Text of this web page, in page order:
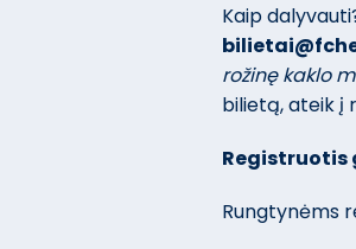
Kaip
rožinę kaklo
bilietą, ateik į
Registruotis
Rungtynėms